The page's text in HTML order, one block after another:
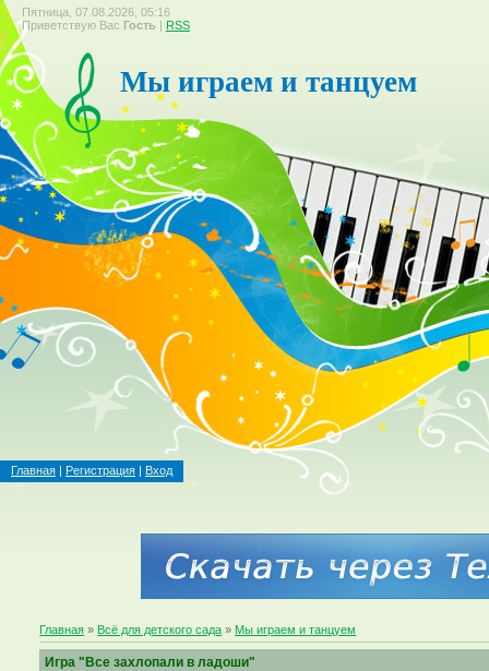
Пятница, 07.08.2026, 05:16
Приветствую Вас Гость | RSS
Мы играем и танцуем
Главная | Регистрация | Вход
Главная » Всё для детского сада » Мы играем и танцуем
Игра "Все захлопали в ладоши"